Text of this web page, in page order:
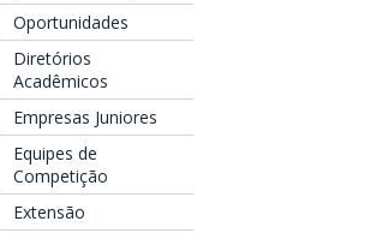
Oportunidades
Diretórios
Acadêmicos
Empresas Juniores
Equipes de
Competição
Extensão